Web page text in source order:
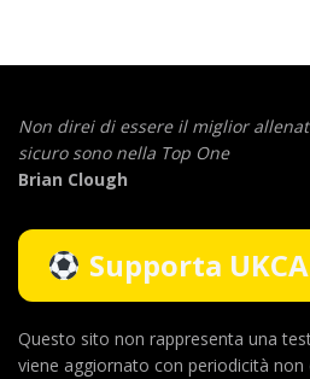
Non direi di essere il miglior
sicuro sono nella Top One
Brian Clough
Supporta
Questo sito non rappresenta una
viene aggiornato con periodicità